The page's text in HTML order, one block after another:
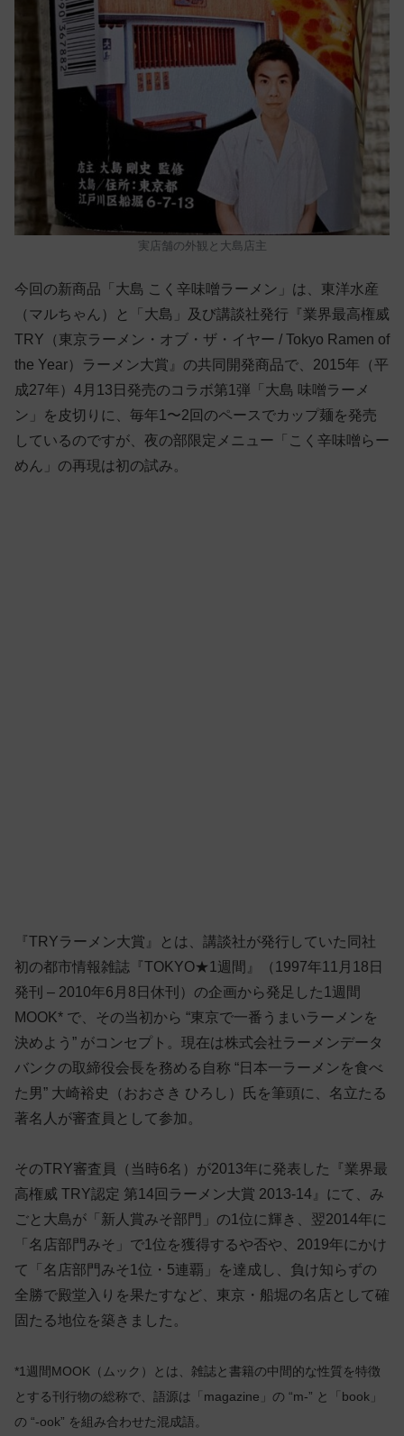
実店舗の外観と大島店主
今回の新商品「大島 こく辛味噌ラーメン」は、東洋水産
（マルちゃん）と「大島」及び講談社発行『業界最高権威
TRY（東京ラーメン・オブ・ザ・イヤー / Tokyo Ramen of
the Year）ラーメン大賞』の共同開発商品で、2015年（平
成27年）4月13日発売のコラボ第1弾「大島 味噌ラーメ
ン」を皮切りに、毎年1〜2回のペースでカップ麺を発売
しているのですが、夜の部限定メニュー「こく辛味噌らー
めん」の再現は初の試み。
『TRYラーメン大賞』とは、講談社が発行していた同社
初の都市情報雑誌『TOKYO★1週間』（1997年11月18日
発刊 – 2010年6月8日休刊）の企画から発足した1週間
MOOK* で、その当初から “東京で一番うまいラーメンを
決めよう” がコンセプト。現在は株式会社ラーメンデータ
バンクの取締役会長を務める自称 “日本一ラーメンを食べ
た男” 大崎裕史（おおさき ひろし）氏を筆頭に、名立たる
著名人が審査員として参加。
そのTRY審査員（当時6名）が2013年に発表した『業界最
高権威 TRY認定 第14回ラーメン大賞 2013-14』にて、み
ごと大島が「新人賞みそ部門」の1位に輝き、翌2014年に
「名店部門みそ」で1位を獲得するや否や、2019年にかけ
て「名店部門みそ1位・5連覇」を達成し、負け知らずの
全勝で殿堂入りを果たすなど、東京・船堀の名店として確
固たる地位を築きました。
*1週間MOOK（ムック）とは、雑誌と書籍の中間的な性質を特徴
とする刊行物の総称で、語源は「magazine」の “m-” と「book」
の “-ook” を組み合わせた混成語。